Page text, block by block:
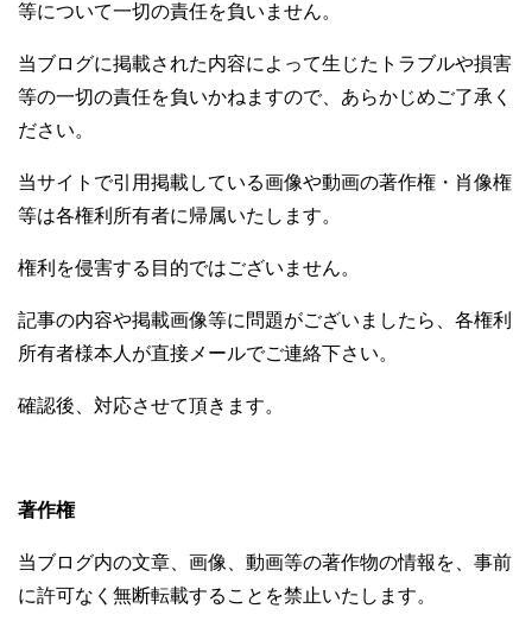
等について一切の責任を負いません。
当ブログに掲載された内容によって生じたトラブルや損害
等の一切の責任を負いかねますので、あらかじめご了承く
ださい。
当サイトで引用掲載している画像や動画の著作権・肖像権
等は各権利所有者に帰属いたします。
権利を侵害する目的ではございません。
記事の内容や掲載画像等に問題がございましたら、各権利
所有者様本人が直接メールでご連絡下さい。
確認後、対応させて頂きます。
著作権
当ブログ内の文章、画像、動画等の著作物の情報を、事前
に許可なく無断転載することを禁止いたします。